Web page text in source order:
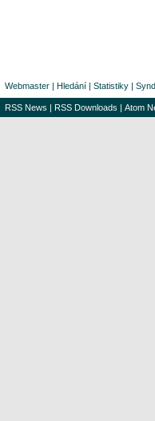
Webmaster | Hledání | Statistiky |
RSS News | RSS Downloads | Atom